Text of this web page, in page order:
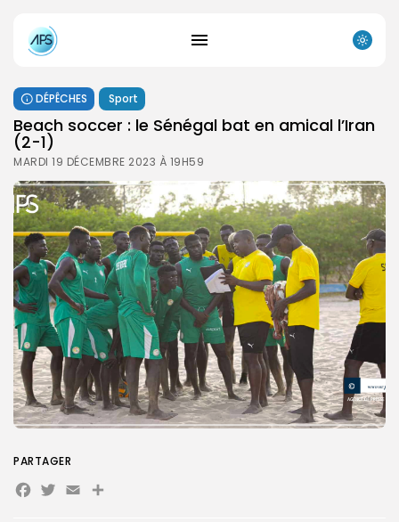
DÉPÊCHES Sport
Beach soccer : le Sénégal bat en amical l’Iran
(2-1)
MARDI 19 DÉCEMBRE 2023 À 19H59
PARTAGER
Facebook
Twitter
EmailPartager